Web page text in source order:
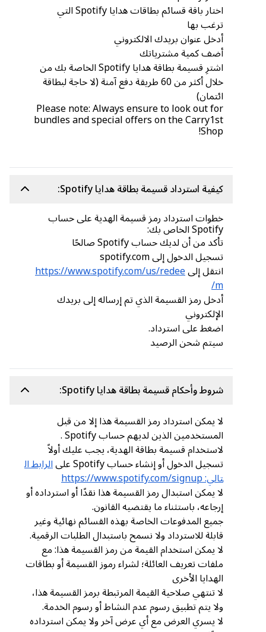
اختار باقة قسائم بطاقات هدايا Spotify التي
ترغب بها
أدخل عنوان بريدك الالكتروني
أضف كمية مشترياتك
اشترِ قسيمة بطاقة هدايا Spotify الخاصة بك من
خلال أكثر من 60 طريقة دفع آمنة (لا حاجة لبطاقة
ائتمان)
Please note: Always ensure to look out for
bundles and special offers on the Carry1st
كيفية استرداد قسيمة بطاقة هدايا Spotify:
خطوات استرداد رمز قسيمة الهدية على حساب
Spotify الخاص بك:
تأكد من أن لديك حساب Spotify صالحًا
تسجيل الدخول إلى spotify.com
انتقل إلىhttps://www.spotify.com/us/redee
أدخل رمز القسيمة الذي تم إرساله إلى بريدك
الإلكتروني
اضغط على استرداد.
سيتم شحن الرصيد
شروط وأحكام قسيمة بطاقة هدايا Spotify:
لا يمكن استرداد رمز القسيمة هذا إلا من قبل
المستخدمين الذين لديهم حساب Spotify .
لاستخدام قسيمة بطاقة الهدية، يجب عليك أولاً
تسجيل الدخول أو إنشاء حساب Spotify على الرابط ال
لا يمكن استبدال رمز القسيمة هذا نقدًا أو استرداده أو
إرجاعه، باستثناء ما يقتضيه القانون.
جميع المدفوعات الخاصة بهذه القسائم نهائية وغير
قابلة للاسترداد ولا نسمح باستبدال الطلبات الرقمية.
لا يمكن استخدام القيمة من رمز القسيمة هذا: مع
ملفات تعريف العائلة؛ لشراء رموز القسيمة أو بطاقات
الهدايا الأخرى
لا تنتهي صلاحية القيمة المرتبطة برمز القسيمة هذا،
ولا يتم تطبيق رسوم عدم النشاط أو رسوم الخدمة.
لا يسري العرض مع أي عرض آخر ولا يمكن استرداده